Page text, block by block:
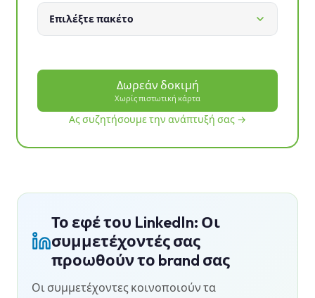
Επιλέξτε πακέτο
Δωρεάν δοκιμή
Χωρίς πιστωτική κάρτα
Ας συζητήσουμε την ανάπτυξή σας →
Το εφέ του LinkedIn: Οι
συμμετέχοντές σας
προωθούν το brand σας
Οι συμμετέχοντες κοινοποιούν τα